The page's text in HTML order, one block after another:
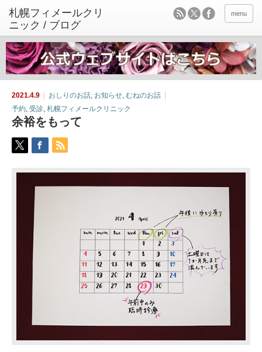
menu
2021.4.9 おしりのお話, お知らせ, むねのお話
予約, 受診, 札幌フィメールクリニック
余裕をもって